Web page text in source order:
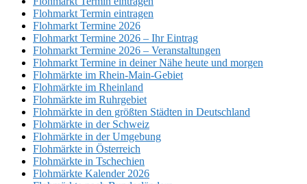
Flohmarkt Termin eintragen
Flohmarkt Termine 2026
Flohmarkt Termine 2026 – Ihr Eintrag
Flohmarkt Termine 2026 – Veranstaltungen
Flohmarkt Termine in deiner Nähe heute und morgen
Flohmärkte im Rhein-Main-Gebiet
Flohmärkte im Rheinland
Flohmärkte im Ruhrgebiet
Flohmärkte in den größten Städten in Deutschland
Flohmärkte in der Schweiz
Flohmärkte in der Umgebung
Flohmärkte in Österreich
Flohmärkte in Tschechien
Flohmärkte Kalender 2026